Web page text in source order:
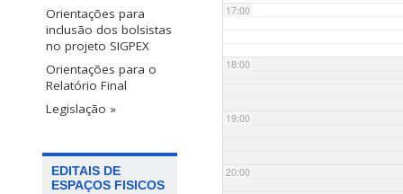
Orientações para
inclusão dos bolsistas
no projeto SIGPEX
Orientações para o
Relatório Final
Legislação »
EDITAIS DE
ESPAÇOS FISICOS
17:00
18:00
19:00
20:00